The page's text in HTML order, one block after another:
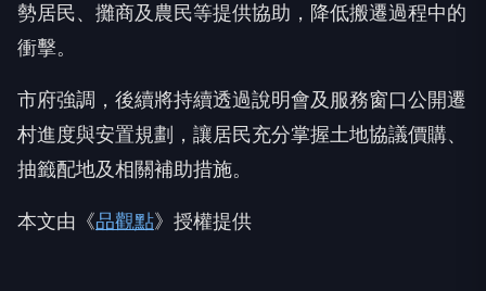
勢居民、攤商及農民等提供協助，降低搬遷過程中的
衝擊。
市府強調，後續將持續透過說明會及服務窗口公開遷
村進度與安置規劃，讓居民充分掌握土地協議價購、
抽籤配地及相關補助措施。
本文由《品觀點》授權提供